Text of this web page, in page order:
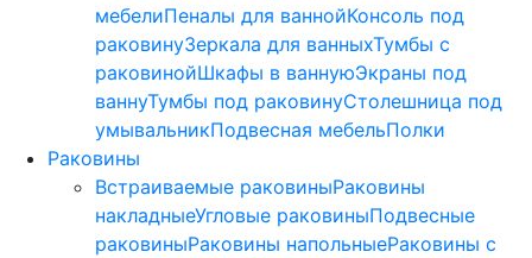
мебелиПеналы для ваннойКонсоль под
раковинуЗеркала для ванныхТумбы с
раковинойШкафы в ваннуюЭкраны под
ваннуТумбы под раковинуСтолешница под
умывальникПодвесная мебельПолки
Раковины
Встраиваемые раковиныРаковины
накладныеУгловые раковиныПодвесные
раковиныРаковины напольныеРаковины с